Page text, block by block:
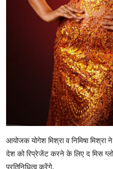
आयोजक योगेश मिश्रा व निमिषा मिश्रा
देश को रिप्रेजेंट करने के लिए द मिस
प्रतिनिधित्व करेंगे.